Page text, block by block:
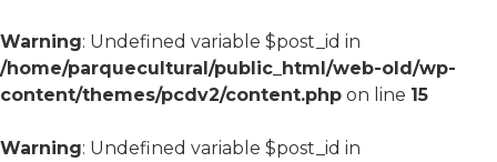
Warning: Undefined variable $post_id in
/home/parquecultural/public_html/web-old/wp-
content/themes/pcdv2/content.php on line 15
Warning: Undefined variable $post_id in